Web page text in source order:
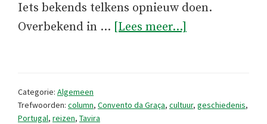
Iets bekends telkens opnieuw doen.
Overbekend in … [Lees meer...]
Categorie: Algemeen
Trefwoorden: column, Convento da Graça, cultuur, geschiedenis,
Portugal, reizen, Tavira